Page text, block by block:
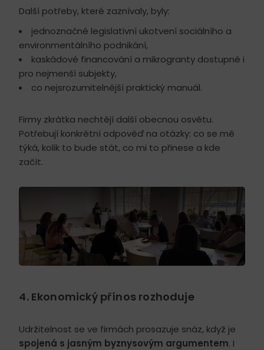
Další potřeby, které zaznívaly, byly:
jednoznačné legislativní ukotvení sociálního a
environmentálního podnikání,
kaskádové financování a mikrogranty dostupné i
pro nejmenší subjekty,
co nejsrozumitelnější praktický manuál.
Firmy zkrátka nechtějí další obecnou osvětu.
Potřebují konkrétní odpověď na otázky: co se mě
týká, kolik to bude stát, co mi to přinese a kde
začít.
4. Ekonomický přínos rozhoduje
Udržitelnost se ve firmách prosazuje snáz, když je
spojená s jasným byznysovým argumentem. I